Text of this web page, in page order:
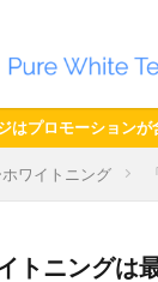
はプロモーションが
ホワイトニング
トニングは